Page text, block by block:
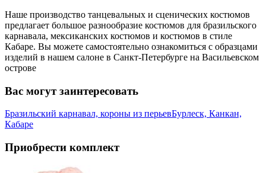
Наше производство танцевальных и сценических костюмов
предлагает большое разнообразие костюмов для бразильского
карнавала, мексиканских костюмов и костюмов в стиле
Кабаре. Вы можете самостоятельно ознакомиться с образцами
изделий в нашем салоне в Санкт-Петербурге на Васильевском
острове
Вас могут заинтересовать
Бразильский карнавал, короны из перьевБурлеск, Канкан,
Кабаре
Приобрести комплект